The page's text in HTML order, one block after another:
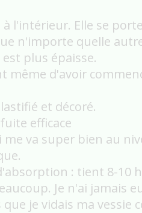
à l'intérieur. Elle se
n'importe quelle
plus épaisse.
même d'avoir
et décoré.
efficace
me va super bien au
: tient 8-10
Je n'ai jamais
que je vidais ma vessie